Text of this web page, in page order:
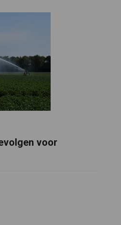
voor